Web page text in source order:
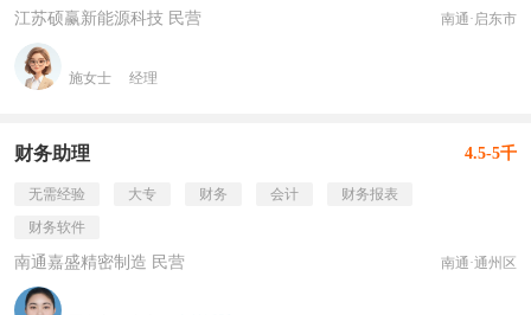
江苏硕赢新能源科技 民营 南通·启东市
施女士 经理
财务助理 4.5-5千
无需经验 大专 财务 会计
财务报表
财务软件
南通嘉盛精密制造 民营 南通·通州区